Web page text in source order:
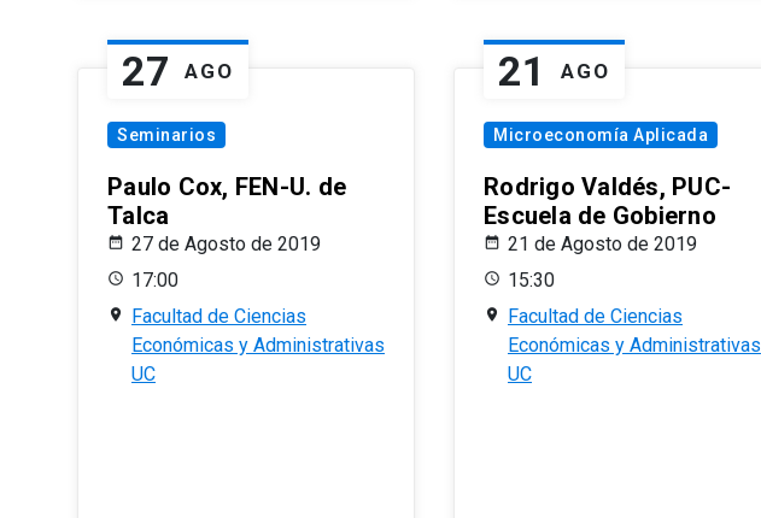
27 AGO
Seminarios
Paulo Cox, FEN-U. de
Talca
27 de Agosto de 2019
17:00
Facultad de Ciencias
Económicas y Administrativas
UC
21 AGO
Microeconomía Aplicada
Rodrigo Valdés, PUC-
Escuela de Gobierno
21 de Agosto de 2019
15:30
Facultad de Ciencias
Económicas y Administrativas
UC